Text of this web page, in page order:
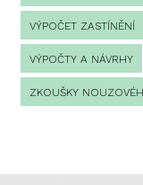
VÝPOČET ZASTÍNĚNÍ
VÝPOČTY A NÁVRHY
ZKOUŠKY